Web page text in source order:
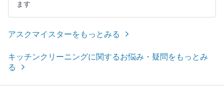
ます
アスクマイスターをもっとみる
キッチンクリーニングに関するお悩み・疑問をもっとみ
る